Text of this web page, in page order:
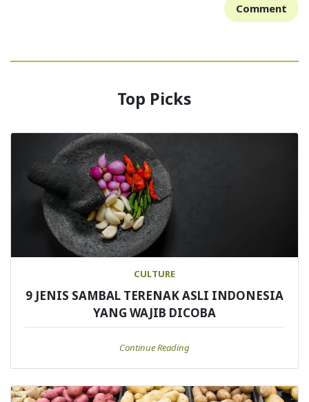
Comment
Top Picks
CULTURE
9 JENIS SAMBAL TERENAK ASLI INDONESIA
YANG WAJIB DICOBA
Continue Reading